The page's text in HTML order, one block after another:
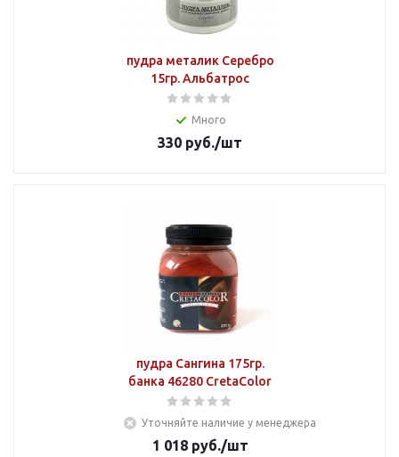
пудра металик Серебро
15гр. Альбатрос
Много
330 руб./шт
пудра Сангина 175гр.
банка 46280 CretaColor
Уточняйте наличие у менеджера
1 018руб./шт